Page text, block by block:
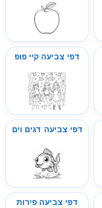
דפי צביעה קיי פופ
דפי צביעה דגים וים
דפי צביעה פירות